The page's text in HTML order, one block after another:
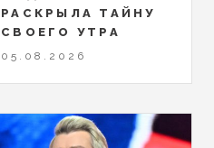
РАСКРЫЛА ТАЙНУ
СВОЕГО УТРА
05.08.2026